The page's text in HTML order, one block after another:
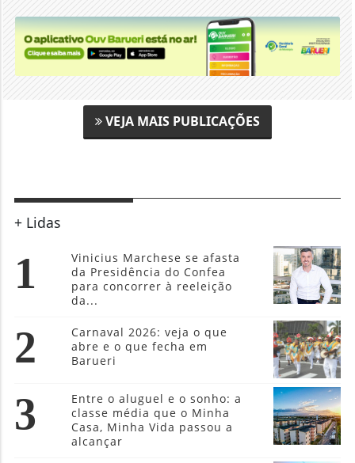
VEJA MAIS PUBLICAÇÕES
+ Lidas
1
Vinicius Marchese se afasta
da Presidência do Confea
para concorrer à reeleição
da...
2
Carnaval 2026: veja o que
abre e o que fecha em
Barueri
3
Entre o aluguel e o sonho: a
classe média que o Minha
Casa, Minha Vida passou a
alcançar